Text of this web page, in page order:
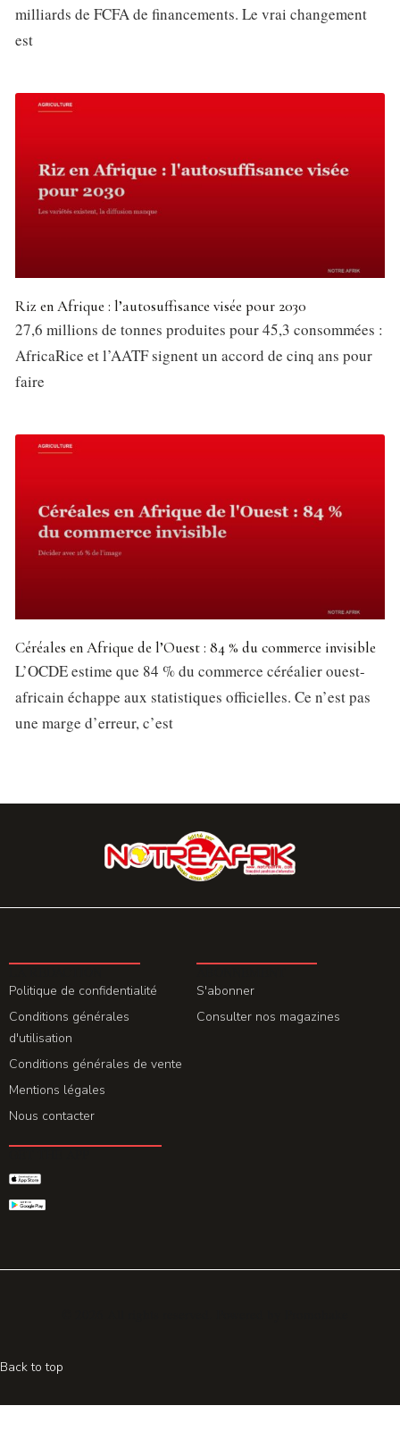
milliards de FCFA de financements. Le vrai changement
est
Riz en Afrique : l’autosuffisance visée pour 2030
27,6 millions de tonnes produites pour 45,3 consommées :
AfricaRice et l’AATF signent un accord de cinq ans pour
faire
Céréales en Afrique de l’Ouest : 84 % du commerce invisible
L’OCDE estime que 84 % du commerce céréalier ouest-
africain échappe aux statistiques officielles. Ce n’est pas
une marge d’erreur, c’est
Politique de confidentialité
Conditions générales
d'utilisation
Conditions générales de vente
Mentions légales
Nous contacter
S'abonner
Consulter nos magazines
Back to top